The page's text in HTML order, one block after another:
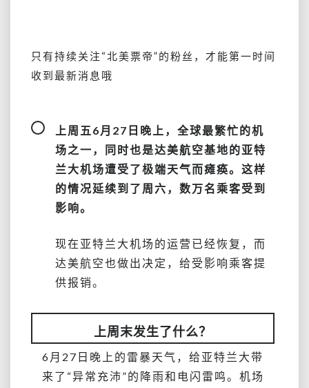
因
的，
不
要
忘
记
销
（破
只有持续关注 “北美票帝”的粉丝，才能第一时间
收到最新消息哦
上周五6月27日晚上，全球最繁忙的机
场之一，同时也是达美航空基地的亚特
兰大机场遭受了极端天气而瘫痪。这样
的情况延续到了周六，数万名乘客受到
影响。
现在亚特兰大机场的运营已经恢复，而
达美航空也做出决定，给受影响乘客提
供报销。
上周末发生了什么？
6月27日晚上的雷暴天气，给亚特兰大带
来了“异常充沛”的降雨和电闪雷鸣。机场